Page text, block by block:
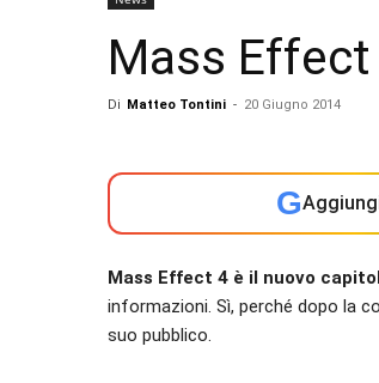
Mass
Di Matteo Tontini - 20 Giugno 2014
G
Mass Effect 4 è il nuovo
informazioni. Sì, perché dopo la
suo pubblico.